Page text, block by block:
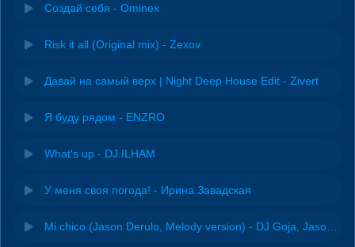
Создай себя - Ominex
Risk it all (Original mix) - Zexov
Давай на самый верх | Night Deep House Edit - Zivert
Я буду рядом - ENZRO
What's up - DJ.ILHAM
У меня своя погода! - Ирина Завадская